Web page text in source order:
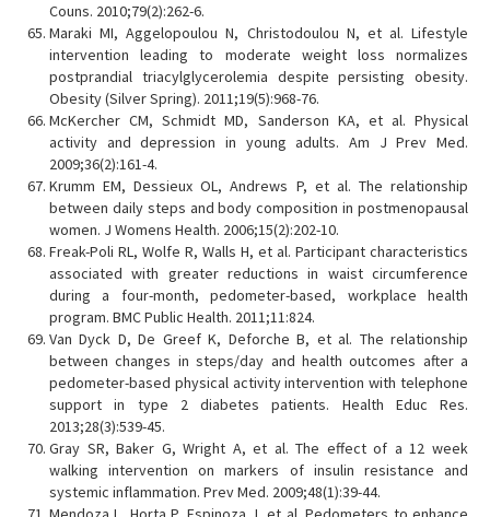
Couns. 2010;79(2):262-6.
Maraki MI, Aggelopoulou N, Christodoulou N, et al. Lifestyle
intervention leading to moderate weight loss normalizes
postprandial triacylglycerolemia despite persisting obesity.
Obesity (Silver Spring). 2011;19(5):968-76.
McKercher CM, Schmidt MD, Sanderson KA, et al. Physical
activity and depression in young adults. Am J Prev Med.
2009;36(2):161-4.
Krumm EM, Dessieux OL, Andrews P, et al. The relationship
between daily steps and body composition in postmenopausal
women. J Womens Health. 2006;15(2):202-10.
Freak-Poli RL, Wolfe R, Walls H, et al. Participant characteristics
associated with greater reductions in waist circumference
during a four-month, pedometer-based, workplace health
program. BMC Public Health. 2011;11:824.
Van Dyck D, De Greef K, Deforche B, et al. The relationship
between changes in steps/day and health outcomes after a
pedometer-based physical activity intervention with telephone
support in type 2 diabetes patients. Health Educ Res.
2013;28(3):539-45.
Gray SR, Baker G, Wright A, et al. The effect of a 12 week
walking intervention on markers of insulin resistance and
systemic inflammation. Prev Med. 2009;48(1):39-44.